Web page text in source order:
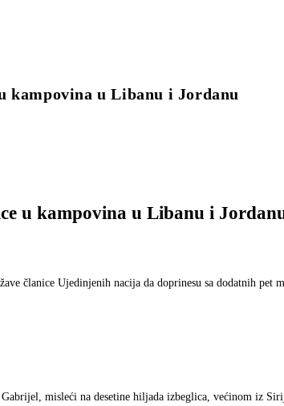
u Libanu i Jordanu
u kampovina u Libanu i
članice Ujedinjenih nacija da doprinesu sa dodatnih pet
misleći na desetine hiljada izbeglica, većinom iz